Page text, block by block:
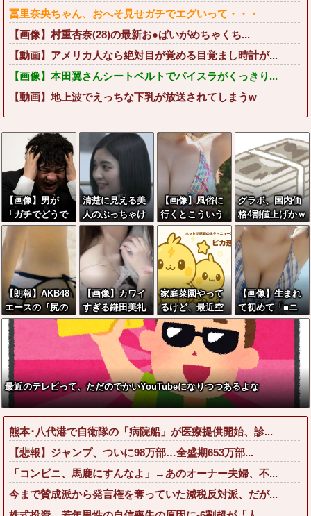
冨里奈央ちゃん、おへそ見せガチでエグいって・・・
【画像】村重杏奈(28)の最新お●ぱいがめちゃくち...
【動画】アメリカ人なら絶対目が覚める目覚まし時計が...
【画像】本田翼さんシートベルトでパイスラがくっきり...
【動画】地上波でえっちな下乳が放送されてしまうw
【画像】男が
「ガチでどうで
もいい」女の報
告ランキング、
圧倒的第１位と
言えば『コレ』
w w w w w w w
w w w
清楚に見える美
人のぶっちゃけ
たセッ■ス経験
人数がこちらww
wwwwww
【画像】風俗に
行くとこういう
恵体メロン乳(3
5)を指名してし
まう奴wwwww
グラボ、国内価
格4割値上げかｗ
ｗｗｗｗｗｗｗ
ｗｗｗｗｗｗｗ
ｗ
【朗報】AKB48
エースの『尻の
割れ目』セ■ク
スすぎんだろww
www
【画像】カワイ
すぎる鎌田美礼
棋士、サンタコ
スが性的すぎる
家庭菜園やって
るけど、最近空
芯菜が評価され
過ぎだと思
う！！！！！
【画像】生まれ
て初めて「■ニ
ス」握って恥ず
かしい女の子さ
んwww
最近のテレビって、ただのでかいYouTubeになりつつあるよな
熊本･八代港で自衛隊の「病院船」が医療提供開始、診...
【悲報】ジャンプ、ついに98万部…全盛期653万部...
「コンビニ、馬鹿にすんなよ」→あのオーナー夫婦、不...
今まで賛成派から発言権を奪っていた減税反対派、だが...